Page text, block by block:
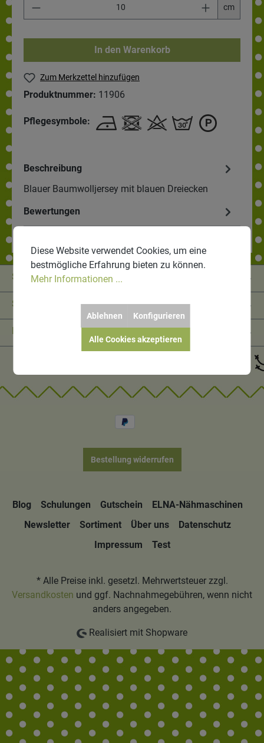
cm
In den Warenkorb
Zum Merkzettel hinzufügen
Produktnummer: 11906
Pflegesymbole:
Beschreibung
Blauer Baumwolljersey mit blauen Dreiecken
Bewertungen
Service-Hotline
Shop Service
Informationen
Bestellung widerrufen
Blog Schulungen Gutschein
ELNA-Nähmaschinen
Newsletter
Sortiment Über uns
Datenschutz
Impressum
Test
* Alle Preise inkl. gesetzl. Mehrwertsteuer zzgl.
Versandkosten und ggf. Nachnahmegebühren, wenn nicht
anders angegeben.
Realisiert mit Shopware
Diese Website verwendet Cookies, um eine
bestmögliche Erfahrung bieten zu können.
Mehr Informationen ...
Ablehnen Konfigurieren
Alle Cookies akzeptieren